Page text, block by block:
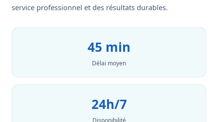
service professionnel et des résultats durables.
45 min
Délai moyen
24h/7
Disponibilité